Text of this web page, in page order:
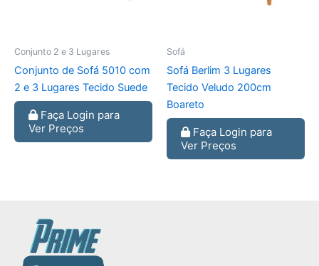
Conjunto 2 e 3 Lugares
Conjunto de Sofá 5010 com
2 e 3 Lugares Tecido Suede
Faça Login para
Ver Preços
Sofá
Sofá Berlim 3 Lugares
Tecido Veludo 200cm
Boareto
Faça Login para
Ver Preços